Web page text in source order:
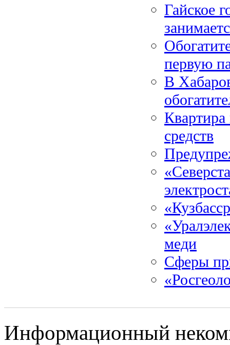
Гайское
первую
В
Квартира
средств
меди
Сферы
Информационный